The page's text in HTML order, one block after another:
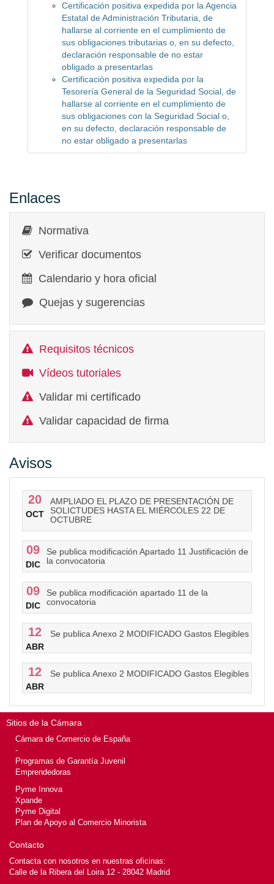
Certificación positiva expedida por la Agencia
Estatal de Administración Tributaria, de
hallarse al corriente en el cumplimiento de
sus obligaciones tributarias o, en su defecto,
declaración responsable de no estar
obligado a presentarlas
Certificación positiva expedida por la
Tesorería General de la Seguridad Social, de
hallarse al corriente en el cumplimiento de
sus obligaciones con la Seguridad Social o,
en su defecto, declaración responsable de
no estar obligado a presentarlas
Enlaces
Normativa
Verificar documentos
Calendario y hora oficial
Quejas y sugerencias
Requisitos técnicos
Vídeos tutoriales
Validar mi certificado
Validar capacidad de firma
Avisos
20
OCT
AMPLIADO EL PLAZO DE PRESENTACIÓN DE
SOLICTUDES HASTA EL MIÉRCOLES 22 DE
OCTUBRE
09
DIC
Se publica modificación Apartado 11 Justificación de
la convocatoria
09
DIC
Se publica modificación apartado 11 de la
convocatoria
12
ABR
Se publica Anexo 2 MODIFICADO Gastos Elegibles
12
ABR
Se publica Anexo 2 MODIFICADO Gastos Elegibles
Sitios de la Cámara
Cámara de Comercio de España
-
Programas de Garantía Juvenil
Emprendedoras
Pyme Innova
Xpande
Pyme Digital
Plan de Apoyo al Comercio Minorista
Contacto
Contacta con nosotros en nuestras oficinas:
Calle de la Ribera del Loira 12 - 28042 Madrid